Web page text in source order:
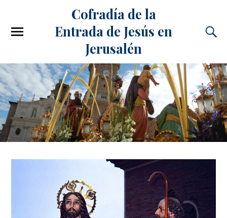
Cofradía de la
Entrada de Jesús en
Jerusalén